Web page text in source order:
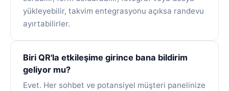
yükleyebilir, takvim entegrasyonu açıksa randevu
ayırtabilirler.
Biri QR'la etkileşime girince bana bildirim
geliyor mu?
Evet. Her sohbet ve potansiyel müşteri panelinize